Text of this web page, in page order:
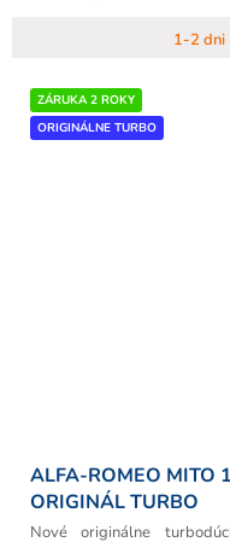
1-2 dni
ZÁRUKA 2 ROKY
ORIGINÁLNE TURBO
ALFA-ROMEO MITO
ORIGINÁL TURBO
Nové originálne